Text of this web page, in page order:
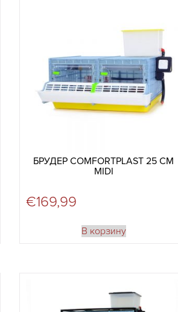
БРУДЕР COMFORTPLAST 25 СМ
MIDI
€169,99
В корзину